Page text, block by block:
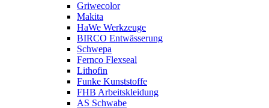
Griwecolor
Makita
HaWe Werkzeuge
BIRCO Entwässerung
Schwepa
Fernco Flexseal
Lithofin
Funke Kunststoffe
FHB Arbeitskleidung
AS Schwabe